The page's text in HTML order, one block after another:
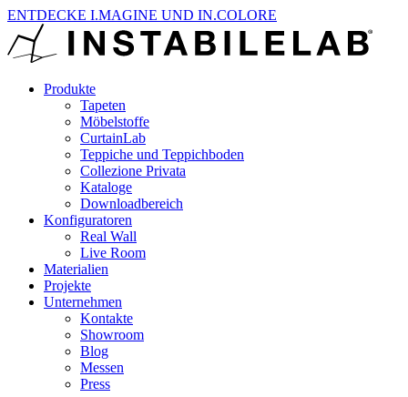
ENTDECKE I.MAGINE UND IN.COLORE
Produkte
Tapeten
Möbelstoffe
CurtainLab
Teppiche und Teppichboden
Collezione Privata
Kataloge
Downloadbereich
Konfiguratoren
Real Wall
Live Room
Materialien
Projekte
Unternehmen
Kontakte
Showroom
Blog
Messen
Press